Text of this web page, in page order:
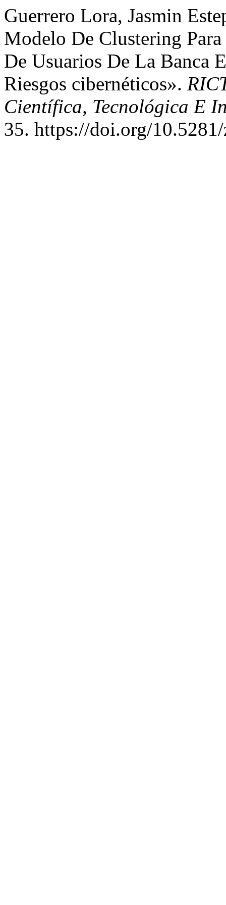
Guerrero Lora, Jasmin
Modelo De Clustering
De Usuarios De La Banca
Riesgos cibernéticos».
Científica, Tecnológica E
35. https://doi.org/